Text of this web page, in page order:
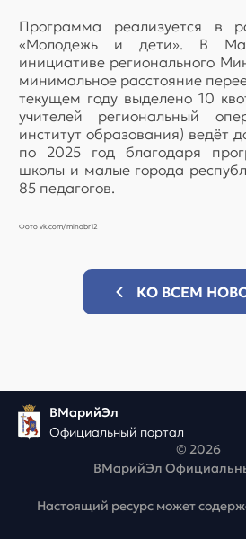
Программа реализуется в
«Молодежь и дети». В
инициативе регионального
минимальное расстояние
текущем году выделено 10
учителей региональный
институт образования) ведёт
по 2025 год благодаря
школы и малые города
85 педагогов.
Фото vk.com/minobr12
КО ВСЕМ
ВМарийЭл
Официальный портал
© 2026
ВМарийЭл
Настоящий ресурс может